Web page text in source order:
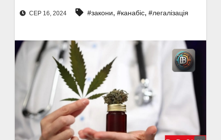
СЕР 16, 2024 #закони, #канабіс, #легалізація